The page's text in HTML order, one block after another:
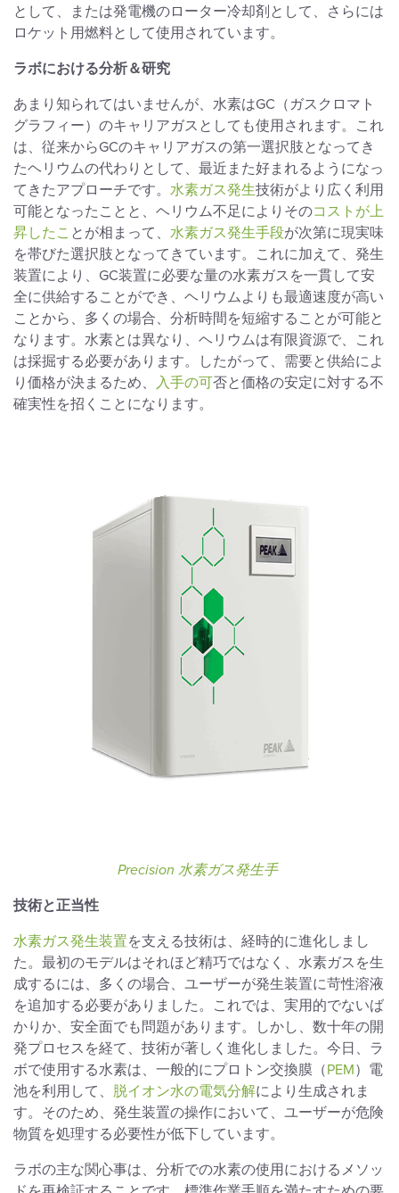
として、または発電機のローター冷却剤として、さらには
ロケット用燃料として使用されています。
ラボにおける分析＆研究
あまり知られてはいませんが、水素はGC（ガスクロマト
グラフィー）のキャリアガスとしても使用されます。これ
は、従来からGCのキャリアガスの第一選択肢となってき
たヘリウムの代わりとして、最近また好まれるようになっ
てきたアプローチです。 水素ガス発生技術がより広く利用
可能となったことと、ヘリウム不足によりそのコストが上
昇したこ とが相まって、 水素ガス発生手段が次第に現実味
を帯びた選択肢となってきています。これに加えて、発生
装置により、GC装置に必要な量の水素ガスを一貫して安
全に供給することができ、ヘリウムよりも最適速度が高い
ことから、多くの場合、分析時間を短縮することが可能と
なります。水素とは異なり、ヘリウムは有限資源で、これ
は採掘する必要があります。したがって、需要と供給によ
り価格が決まるため、 入手の可否と価格の安定に対する不
確実性を招くことになります。
Precision 水素ガス発生手
技術と正当性
水素ガス発生装置を支える技術は、経時的に進化しまし
た。最初のモデルはそれほど精巧ではなく、水素ガスを生
成するには、多くの場合、ユーザーが発生装置に苛性溶液
を追加する必要がありました。これでは、実用的でないば
かりか、安全面でも問題があります。しかし、数十年の開
発プロセスを経て、技術が著しく進化しました。今日、ラ
ボで使用する水素は、一般的にプロトン交換膜（PEM）電
池を利用して、 脱イオン水の電気分解により生成されま
す。そのため、発生装置の操作において、ユーザーが危険
物質を処理する必要性が低下しています。
ラボの主な関心事は、分析での水素の使用におけるメソッ